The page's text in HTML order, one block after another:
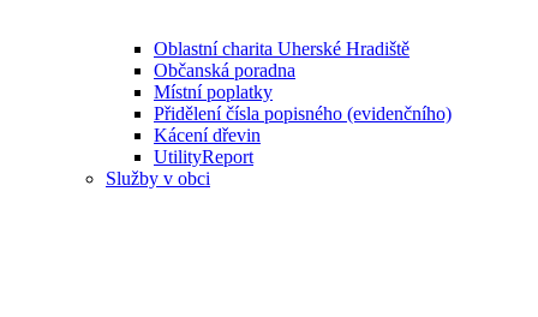
Oblastní charita Uherské Hradiště
Občanská poradna
Místní poplatky
Přidělení čísla popisného (evidenčního)
Kácení dřevin
UtilityReport
Služby v obci